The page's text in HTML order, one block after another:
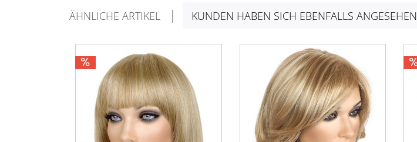
ÄHNLICHE ARTIKEL KUNDEN HABEN SICH EBENFALLS ANGESEHEN